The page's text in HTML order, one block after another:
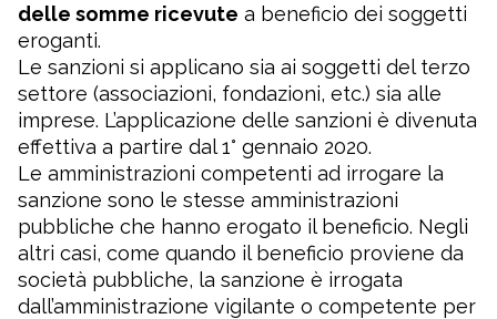
delle somme ricevute a beneficio dei soggetti
eroganti.
Le sanzioni si applicano sia ai soggetti del terzo
settore (associazioni, fondazioni, etc.) sia alle
imprese. L’applicazione delle sanzioni è divenuta
effettiva a partire dal 1° gennaio 2020.
Le amministrazioni competenti ad irrogare la
sanzione sono le stesse amministrazioni
pubbliche che hanno erogato il beneficio. Negli
altri casi, come quando il beneficio proviene da
società pubbliche, la sanzione è irrogata
dall’amministrazione vigilante o competente per